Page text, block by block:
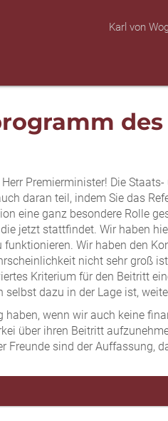
Karl von
Premierminister! Die
daran teil, indem Sie das
eine ganz besondere Rolle
jetzt stattfindet. Wir haben
Wir haben den
nicht sehr groß
Kriterium für den Beitritt
selbst dazu in der Lage ist,
haben, wenn wir auch keine
über ihren Beitritt
Freunde sind der Auffassung,